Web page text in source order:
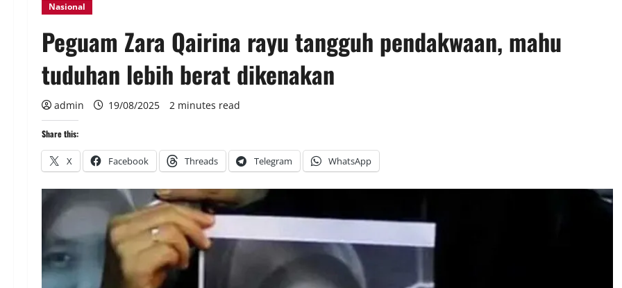
Nasional
Peguam Zara Qairina rayu tangguh pendakwaan, mahu
tuduhan lebih berat dikenakan
admin 19/08/2025 2 minutes read
Share this:
X Facebook Threads Telegram WhatsApp